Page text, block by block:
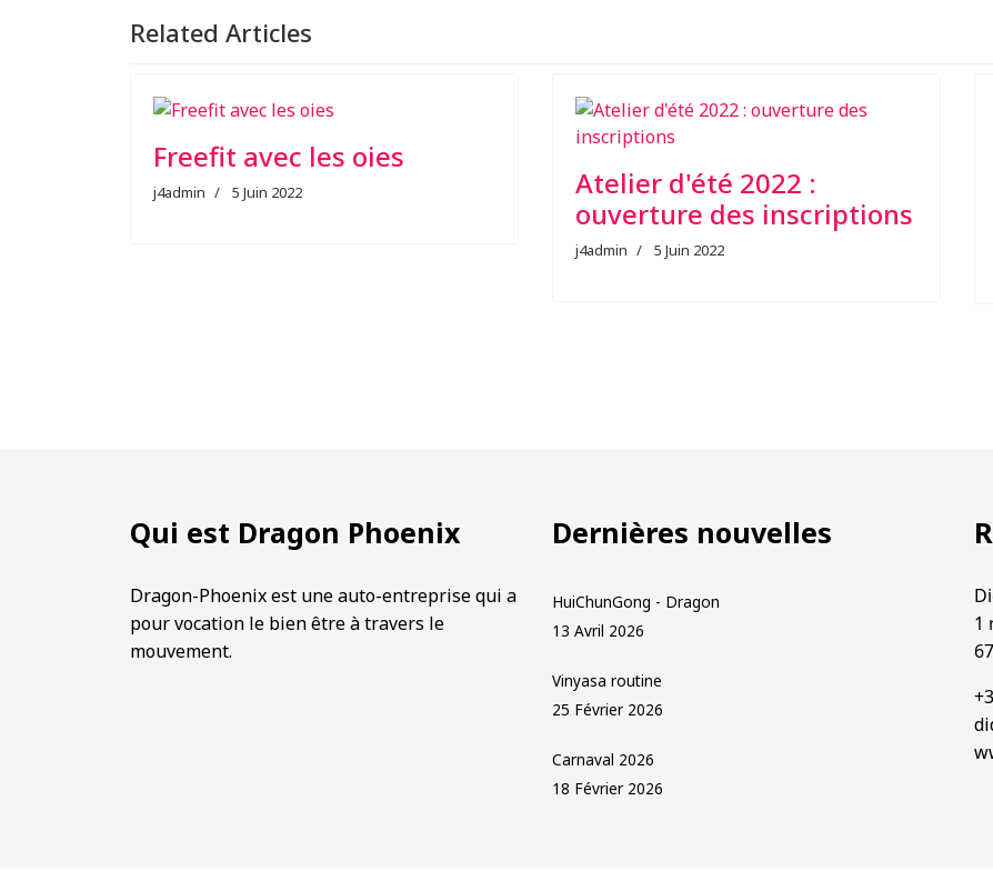
Related Articles
Freefit avec les oies
j4admin 5 Juin 2022
Atelier d'été 2022 :
ouverture des inscriptions
j4admin 5 Juin 2022
Qui est Dragon Phoenix
Dragon-Phoenix est une auto-entreprise qui a
pour vocation le bien être à travers le
mouvement.
Dernières nouvelles
HuiChunGong - Dragon
13 Avril 2026
Vinyasa routine
25 Février 2026
Carnaval 2026
18 Février 2026
1